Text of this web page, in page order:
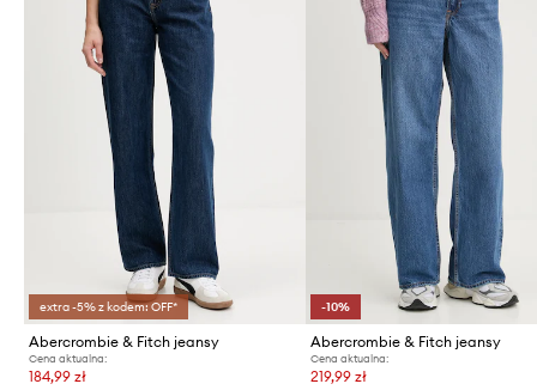
extra -5% z kodem: OFF*
Abercrombie & Fitch jeansy
Cena aktualna:
184,99 zł
-10%
Abercrombie & Fitch jeansy
Cena aktualna:
219,99 zł